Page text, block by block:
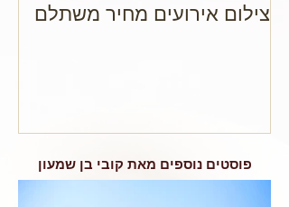
צילום אירועים מחיר משתלם
פוסטים נוספים מאת קובי בן שמעון